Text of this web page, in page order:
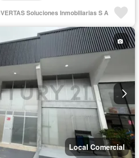
Hace 5 días, 9 horas en - INVERTAS Soluciones Inmobiliarias S A
Local Comercial